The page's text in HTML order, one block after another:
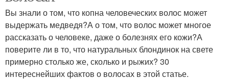
Вы знали о том, что копна человеческих волос может
выдержать медведя?А о том, что волос может многое
рассказать о человеке, даже о болезнях его кожи?А
поверите ли в то, что натуральных блондинок на свете
примерно столько же, сколько и рыжих? 30
интереснейших фактов о волосах в этой статье.